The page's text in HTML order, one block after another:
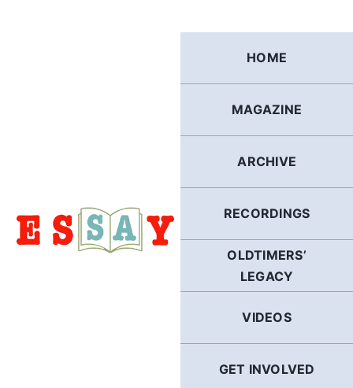
HOME
MAGAZINE
ARCHIVE
RECORDINGS
OLDTIMERS’
LEGACY
VIDEOS
GET INVOLVED